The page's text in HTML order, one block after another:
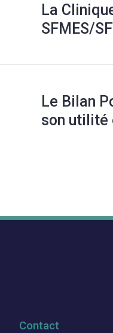
La
SFMES/
Le Bilan
son utilité
Contact